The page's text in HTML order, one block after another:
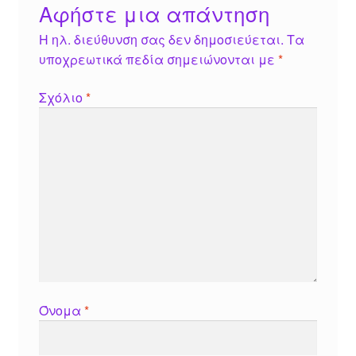
Αφήστε μια απάντηση
Η ηλ. διεύθυνση σας δεν δημοσιεύεται. Τα
υποχρεωτικά πεδία σημειώνονται με *
Σχόλιο*
Όνομα *